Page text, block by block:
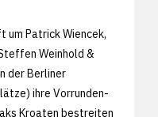
um Patrick Wiencek,
Weinhold &
der Berliner
ihre Vorrunden-
Kroaten bestreiten